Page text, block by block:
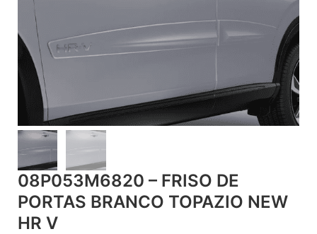
08P053M6820 – FRISO DE
PORTAS BRANCO TOPAZIO NEW
HR V